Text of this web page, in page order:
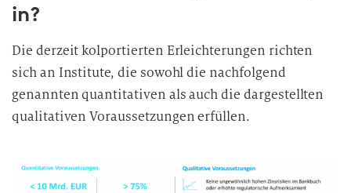
in?
Die derzeit kolportierten Erleichterungen richten
sich an Institute, die sowohl die nachfolgend
genannten quantitativen als auch die dargestellten
qualitativen Voraussetzungen erfüllen.